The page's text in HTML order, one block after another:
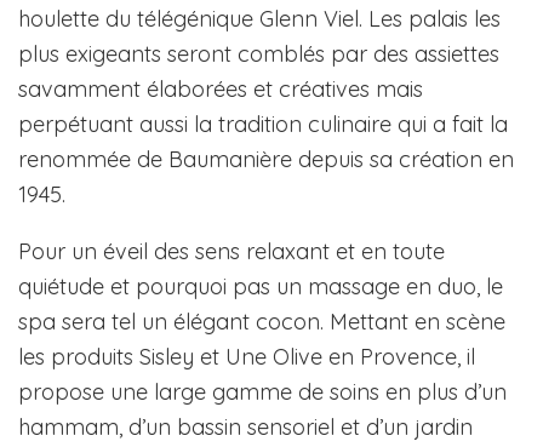
houlette du télégénique Glenn Viel. Les palais les
plus exigeants seront comblés par des assiettes
savamment élaborées et créatives mais
perpétuant aussi la tradition culinaire qui a fait la
renommée de Baumanière depuis sa création en
1945.
Pour un éveil des sens relaxant et en toute
quiétude et pourquoi pas un massage en duo, le
spa sera tel un élégant cocon. Mettant en scène
les produits Sisley et Une Olive en Provence, il
propose une large gamme de soins en plus d’un
hammam, d’un bassin sensoriel et d’un jardin